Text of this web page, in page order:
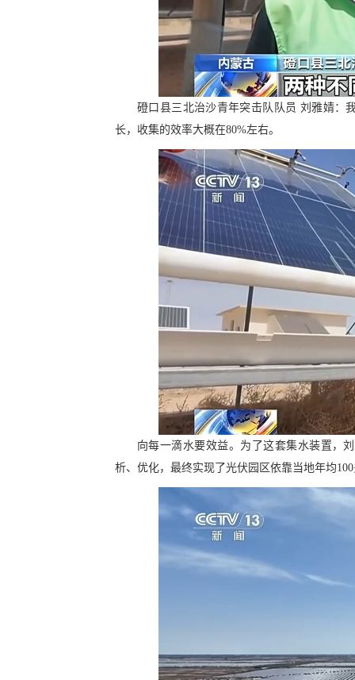
磴口县三北治沙青年突击队队员 刘雅婧：
长，收集的效率大概在80%左右。
向每一滴水要效益。为了这套集水装置，
析、优化，最终实现了光伏园区依靠当地年均